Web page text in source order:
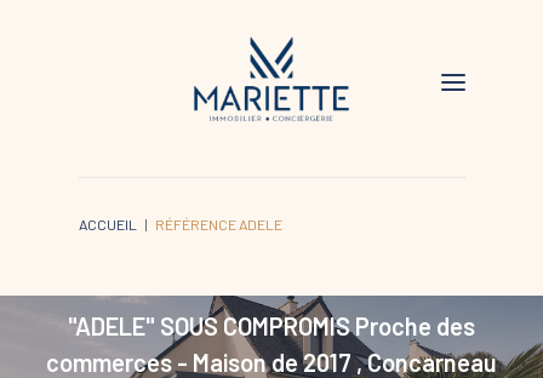
ACCUEIL RÉFÉRENCE ADELE
"ADELE" SOUS COMPROMIS Proche des
commerces - Maison de 2017,Concarneau